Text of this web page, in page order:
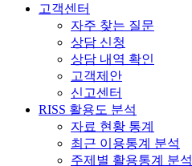
고객센터
자주 찾는 질문
상담 신청
상담 내역 확인
고객제안
신고센터
RISS 활용도 분석
자료 현황 통계
최근 이용통계 분석
주제별 활용통계 분석